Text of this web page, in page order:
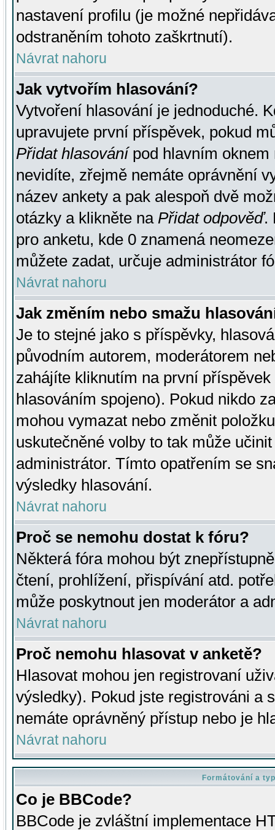
nastavení profilu (je možné
odstraněním tohoto zaškrtnutí).
Návrat nahoru
Jak vytvořím hlasování?
Vytvoření hlasování je jednoduché.
upravujete první příspěvek, pokud
Přidat hlasovánípod hlavním oknem
nevidíte, zřejmě nemáte oprávnění
název ankety a pak alespoň dvě
otázky a klikněte na Přidat odpověď.
pro anketu, kde 0 znamená
můžete zadat, určuje administrátor
Návrat nahoru
Jak změním nebo smažu
Je to stejné jako s příspěvky,
původním autorem, moderátorem
zahájíte kliknutím na první
hlasováním spojeno). Pokud nikdo
mohou vymazat nebo změnit
uskutečněné volby to tak může
administrátor. Tímto opatřením se
výsledky hlasování.
Návrat nahoru
Proč se nemohu dostat k fóru?
Některá fóra mohou být
čtení, prohlížení, přispívání atd.
může poskytnout jen moderátor a
Návrat nahoru
Proč nemohu hlasovat v anketě?
Hlasovat mohou jen registrovaní
výsledky). Pokud jste registrováni a
nemáte oprávněný přístup nebo je
Návrat nahoru
Formátování a
Co je BBCode?
BBCode je zvláštní implementace